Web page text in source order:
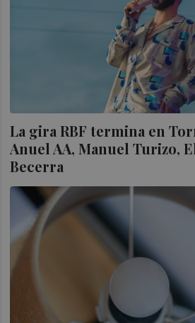
La gira RBF termina en
Anuel AA, Manuel Turizo,
Becerra